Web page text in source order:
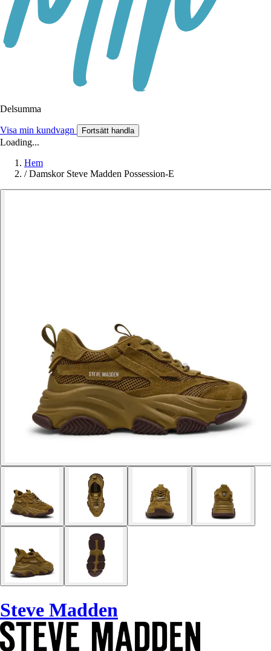
Delsumma
Visa min kundvagn Fortsätt handla
Loading...
Hem
/ Damskor Steve Madden Possession-E
Steve Madden